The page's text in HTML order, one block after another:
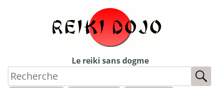
Le reiki sans dogme